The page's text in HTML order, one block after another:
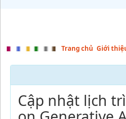
Trang chủ Giới
Cập nhật lịch